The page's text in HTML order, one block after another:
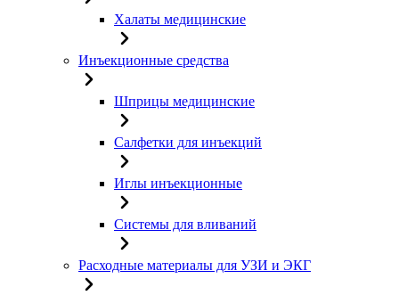
Халаты медицинские
Инъекционные средства
Шприцы медицинские
Салфетки для инъекций
Иглы инъекционные
Системы для вливаний
Расходные материалы для УЗИ и ЭКГ